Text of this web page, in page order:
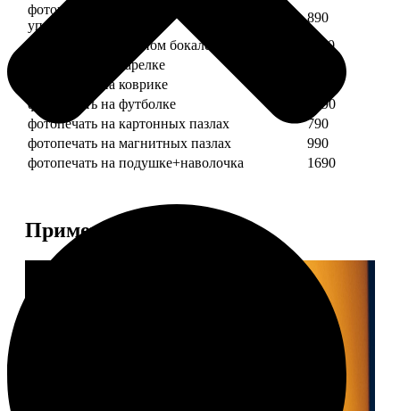
фотопечать на кружке + подарочная
упаковка
890
фотопечать на пивном бокале
1190
фотопечать на тарелке
фотопечать на коврике
фотопечать на футболке
1490
фотопечать на картонных пазлах
790
фотопечать на магнитных пазлах
990
фотопечать на подушке+наволочка
1690
Примеры работ